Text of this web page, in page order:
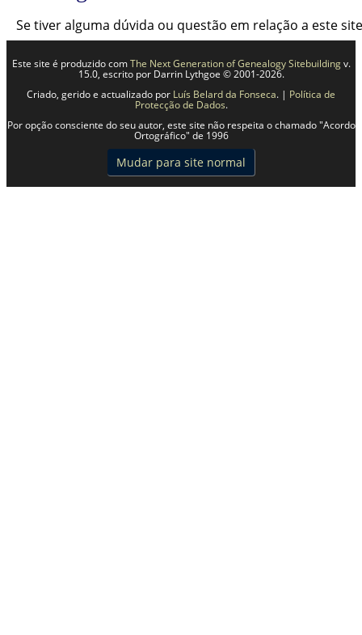
Se tiver alguma dúvida ou questão em relação a este
Este site é produzido comThe Next Generation of Genealogy Sitebuildingv.
15.0, escrito por Darrin Lythgoe © 2001-2026.
Criado, gerido e actualizado por Luís Belard da Fonseca. | Política de
Protecção de Dados.
Por opção consciente do seu autor, este site não respeita o chamado "Acordo
Ortográfico" de 1996
Mudar para site normal